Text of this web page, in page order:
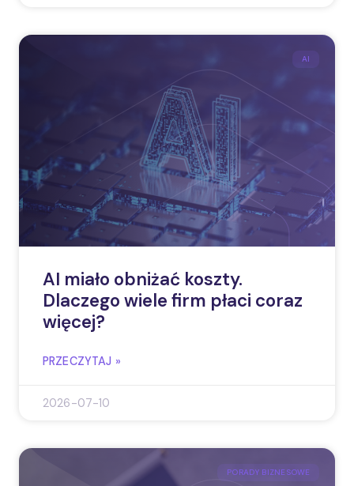
AI
AI miało obniżać koszty.
Dlaczego wiele firm płaci coraz
więcej?
PRZECZYTAJ »
2026-07-10
PORADY BIZNESOWE